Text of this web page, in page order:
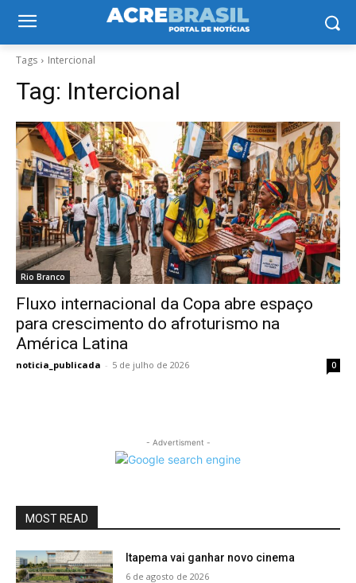
Tags Intercional
Tag: Intercional
Rio Branco
Fluxo internacional da Copa abre espaço
para crescimento do afroturismo na
América Latina
noticia_publicada - 5 de julho de 2026 0
- Advertisment -
MOST READ
Itapema vai ganhar novo cinema
6 de agosto de 2026